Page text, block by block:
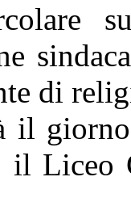
di
il
il